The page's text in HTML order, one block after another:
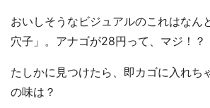
おいしそうなビジュアルのこれはなん
穴子」。アナゴが28円って、マジ！？
たしかに見つけたら、即カゴに入れち
の味は？